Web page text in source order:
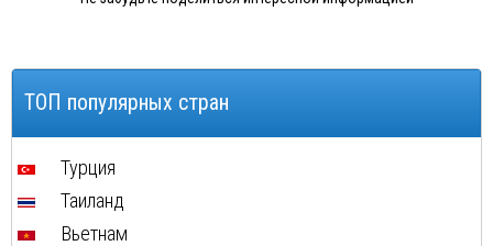
ТОП популярных стран
Турция
Таиланд
Вьетнам